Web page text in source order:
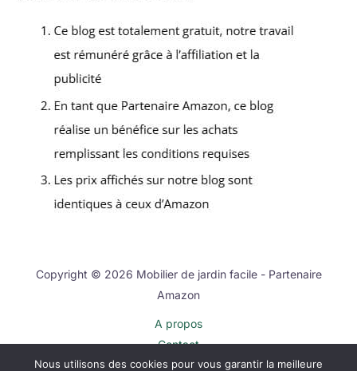
Copyright © 2026 Mobilier de jardin facile - Partenaire
Amazon
A propos
Contact
Plan du site
Nous utilisons des cookies pour vous garantir la meilleure